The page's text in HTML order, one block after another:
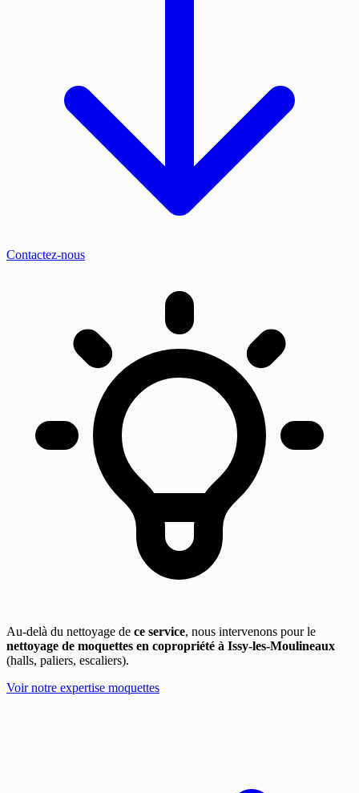
Contactez-nous
Au-delà du nettoyage de ce service, nous intervenons pour le
nettoyage de moquettes en copropriété à Issy-les-Moulineaux
(halls, paliers, escaliers).
Voir notre expertise moquettes